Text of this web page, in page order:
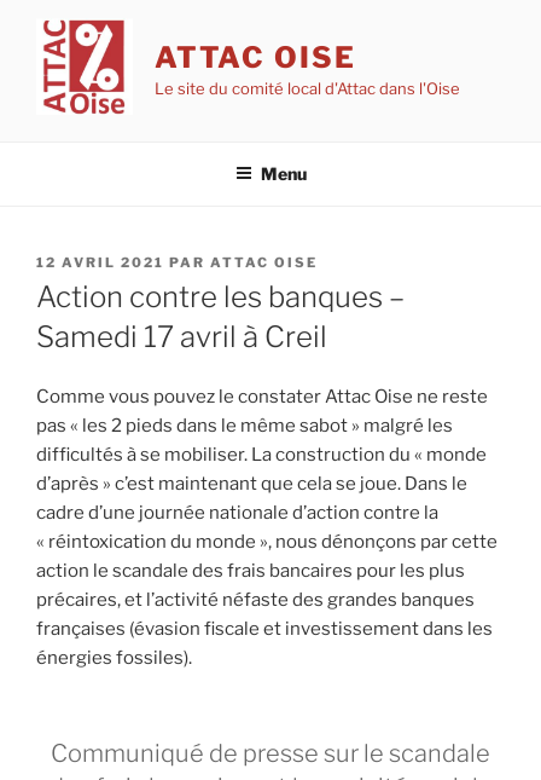
contenu
principal
ATTAC OISE
Le site du comité local d'Attac dans l'Oise
Menu
PUBLIÉ
LE
12 AVRIL 2021 PAR ATTAC OISE
Action contre les banques –
Samedi 17 avril à Creil
Comme vous pouvez le constater Attac Oise ne reste
pas « les 2 pieds dans le même sabot » malgré les
difficultés à se mobiliser. La construction du « monde
d’après » c’est maintenant que cela se joue. Dans le
cadre d’une journée nationale d’action contre la
« réintoxication du monde », nous dénonçons par cette
action le scandale des frais bancaires pour les plus
précaires, et l’activité néfaste des grandes banques
françaises (évasion fiscale et investissement dans les
énergies fossiles).
Communiqué de presse sur le scandale